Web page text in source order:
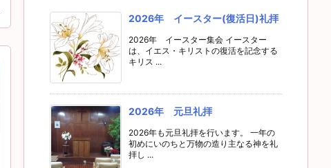
2026年 イースター(復活日)礼拝
2026年 イースター集会 イースター
は、イエス・キリストの復活を記念する
キリス ...
2026年 元旦礼拝
2026年も元旦礼拝を行います。 一年の
初めにいのちと万物の造り主なる神を礼
拝し ...